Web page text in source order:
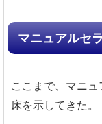
マニュアルセ
ここまで、マニ
床を示してきた。